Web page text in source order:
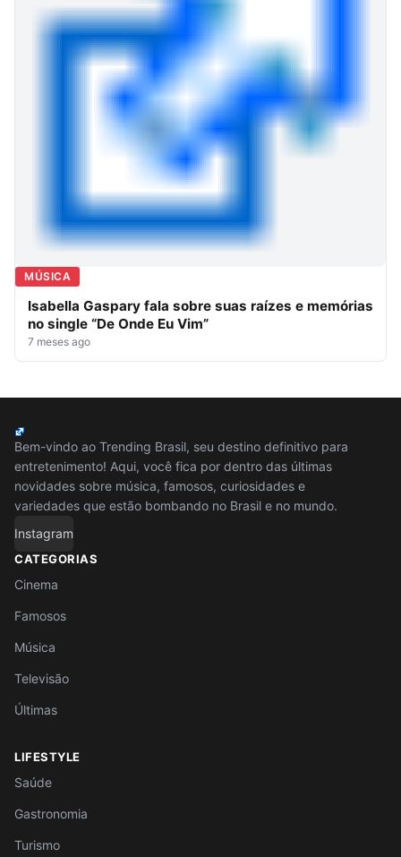
MÚSICA
Isabella Gaspary fala sobre suas raízes e memórias
no single “De Onde Eu Vim”
7 meses ago
Bem-vindo ao Trending Brasil, seu destino definitivo para
entretenimento! Aqui, você fica por dentro das últimas
novidades sobre música, famosos, curiosidades e
variedades que estão bombando no Brasil e no mundo.
Instagram
CATEGORIAS
Cinema
Famosos
Música
Televisão
Últimas
LIFESTYLE
Saúde
Gastronomia
Turismo